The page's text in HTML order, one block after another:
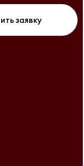
заявку